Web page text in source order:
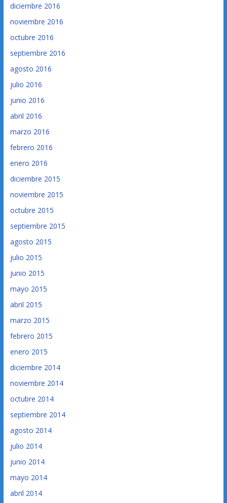
diciembre 2016
noviembre 2016
octubre 2016
septiembre 2016
agosto 2016
julio 2016
junio 2016
abril 2016
marzo 2016
febrero 2016
enero 2016
diciembre 2015
noviembre 2015
octubre 2015
septiembre 2015
agosto 2015
julio 2015
junio 2015
mayo 2015
abril 2015
marzo 2015
febrero 2015
enero 2015
diciembre 2014
noviembre 2014
octubre 2014
septiembre 2014
agosto 2014
julio 2014
junio 2014
mayo 2014
abril 2014